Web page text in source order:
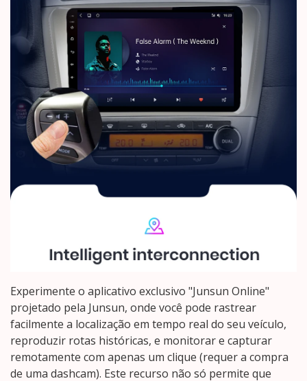
Experimente o aplicativo exclusivo "Junsun Online"
projetado pela Junsun, onde você pode rastrear
facilmente a localização em tempo real do seu veículo,
reproduzir rotas históricas, e monitorar e capturar
remotamente com apenas um clique (requer a compra
de uma dashcam). Este recurso não só permite que